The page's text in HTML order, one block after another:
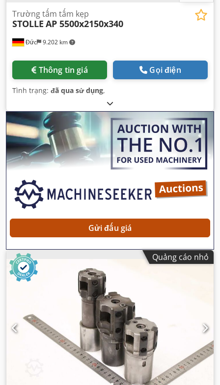
Đức 9.202 km
Trường tấm tấm kẹp
STOLLE AP 5500x2150x340
Thông tin giá Gọi điện
Tình trạng: đã qua sử dụng,
Gửi đấu giá
Quảng cáo nhỏ